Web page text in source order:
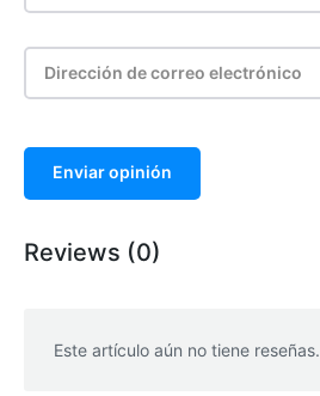
Enviar opinión
Reviews (0)
Este artículo aún no tiene reseñas.